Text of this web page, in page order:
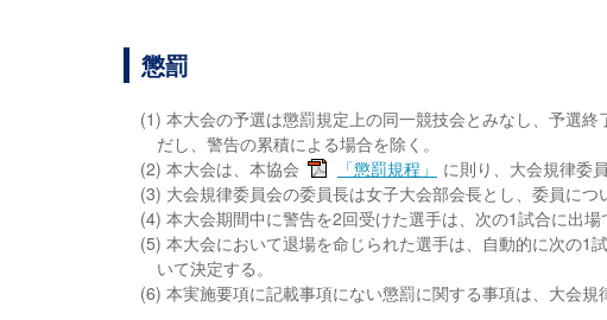
懲罰
(1) 本大会の予選は懲罰規定上の同一競技会とみなし、予選
だし、警告の累積による場合を除く。
(2) 本大会は、本協会
「懲罰規程」
に則り、大会規律委
(3) 大会規律委員会の委員長は女子大会部会長とし、委員につ
(4) 本大会期間中に警告を2回受けた選手は、次の1試合に出場
(5) 本大会において退場を命じられた選手は、自動的に次の1
いて決定する。
(6) 本実施要項に記載事項にない懲罰に関する事項は、大会規